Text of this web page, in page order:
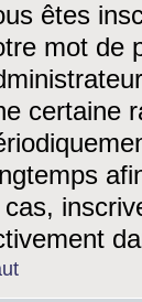
êtes
mot de
certaine
cas,